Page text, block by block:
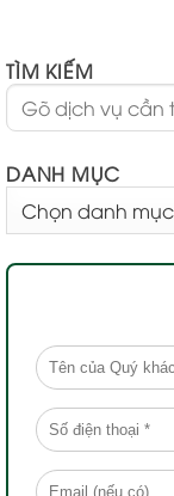
TÌM KIẾM
DANH MỤC
MỤC